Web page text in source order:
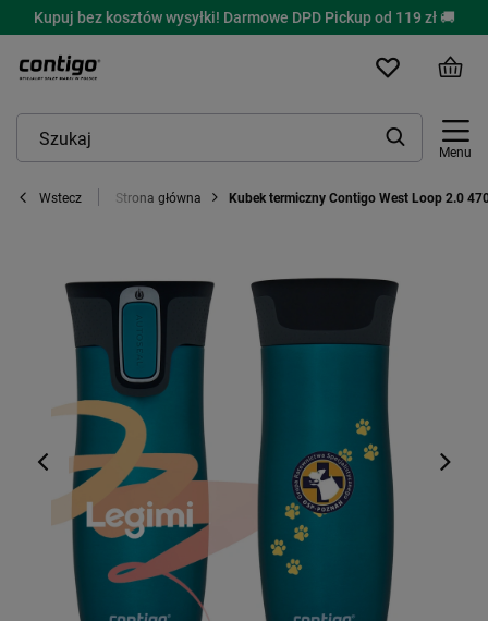
Kupuj bez kosztów wysyłki! Darmowe DPD Pickup od 119 zł 🚚
Menu
Wstecz Strona główna Kubek termiczny Contigo West Loop 2.0